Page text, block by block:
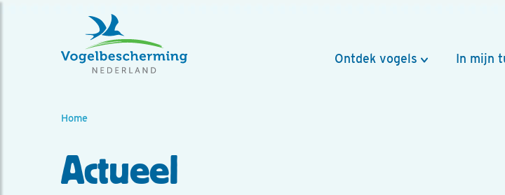
Ontdek vogels In mijn
Home
Actueel